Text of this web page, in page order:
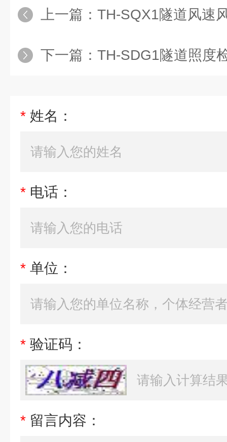
上一篇： TH-SQX1隧道风速
下一篇： TH-SDG1隧道照度
* 姓名：
* 电话：
* 单位：
* 验证码：
* 留言内容：